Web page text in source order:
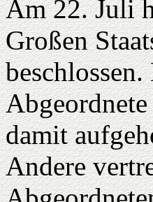
Am 22. Juli
Großen
damit
Andere